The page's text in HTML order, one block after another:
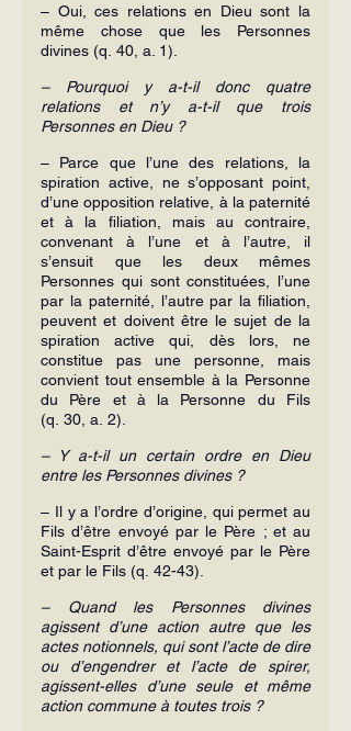
– Oui, ces relations en Dieu sont la
même chose que les Personnes
divines (q. 40, a. 1).
– Pourquoi y a-t-il donc quatre
relations et n’y a-t-il que trois
Personnes en Dieu ?
– Parce que l’une des relations, la
spiration active, ne s’opposant point,
d’une opposition relative, à la paternité
et à la filiation, mais au contraire,
convenant à l’une et à l’autre, il
s’ensuit que les deux mêmes
Personnes qui sont constituées, l’une
par la paternité, l’autre par la filiation,
peuvent et doivent être le sujet de la
spiration active qui, dès lors, ne
constitue pas une personne, mais
convient tout ensemble à la Personne
du Père et à la Personne du Fils
(q. 30, a. 2).
– Y a-t-il un certain ordre en Dieu
entre les Personnes divines ?
– Il y a l’ordre d’origine, qui permet au
Fils d’être envoyé par le Père ; et au
Saint-Esprit d’être envoyé par le Père
et par le Fils (q. 42-43).
– Quand les Personnes divines
agissent d’une action autre que les
actes notionnels, qui sont l’acte de dire
ou d’engendrer et l’acte de spirer,
agissent-elles d’une seule et même
action commune à toutes trois ?